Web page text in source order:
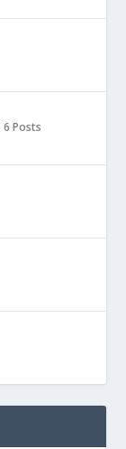
6 Posts